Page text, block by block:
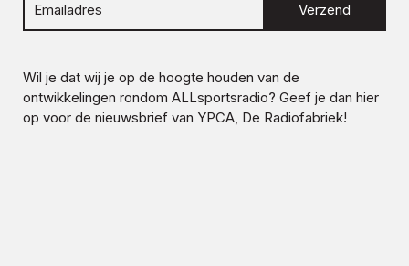
Verzend
Wil je dat wij je op de hoogte houden van de
ontwikkelingen rondom ALLsportsradio? Geef je dan hier
op voor de nieuwsbrief van YPCA, De Radiofabriek!